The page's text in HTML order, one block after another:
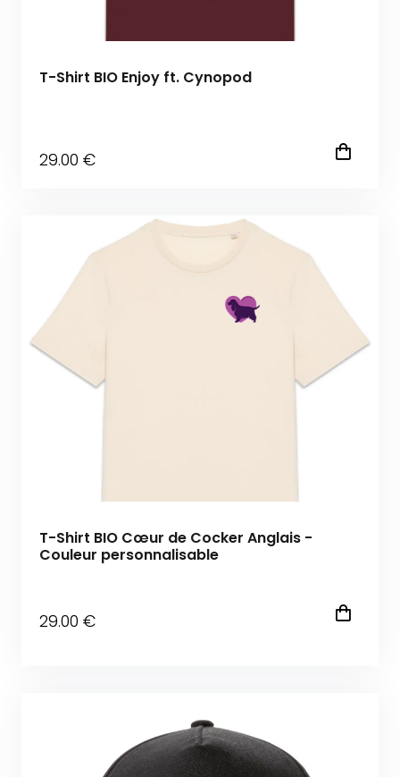
T-Shirt BIO Enjoy ft. Cynopod
29.00 €
T-Shirt BIO Cœur de Cocker Anglais -
Couleur personnalisable
29.00 €